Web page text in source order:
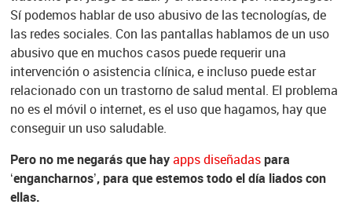
Sí podemos hablar de uso abusivo de las tecnologías, de
las redes sociales. Con las pantallas hablamos de un uso
abusivo que en muchos casos puede requerir una
intervención o asistencia clínica, e incluso puede estar
relacionado con un trastorno de salud mental. El problema
no es el móvil o internet, es el uso que hagamos, hay que
conseguir un uso saludable.
Pero no me negarás que hayapps diseñadaspara
‘engancharnos’, para que estemos todo el día liados con
ellas.